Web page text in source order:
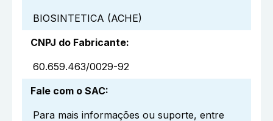
BIOSINTETICA (ACHE)
CNPJ do Fabricante:
60.659.463/0029-92
Fale com o SAC:
Para mais informações ou suporte, entre